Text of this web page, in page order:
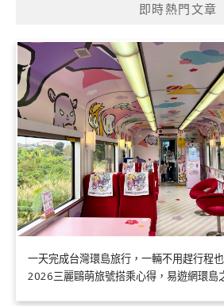
即時熱門文章
一天完成台灣環島旅行，一輛不用趕行程
2026三麗鷗萌旅號搭乘心得，易遊網環島